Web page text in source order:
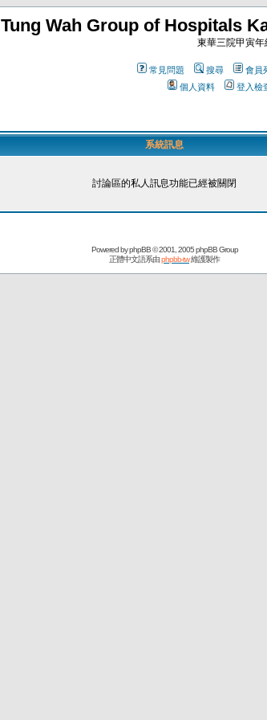
Tung Wah Group of Hospitals
東華三院甲寅年
常見問題 搜尋 會員
個人資料
登入檢
系統訊息
討論區的私人訊息功能已經被關閉
Powered byphpBB© 2001, 2005 phpBB Group
正體中文語系由phpbb-tw維護製作